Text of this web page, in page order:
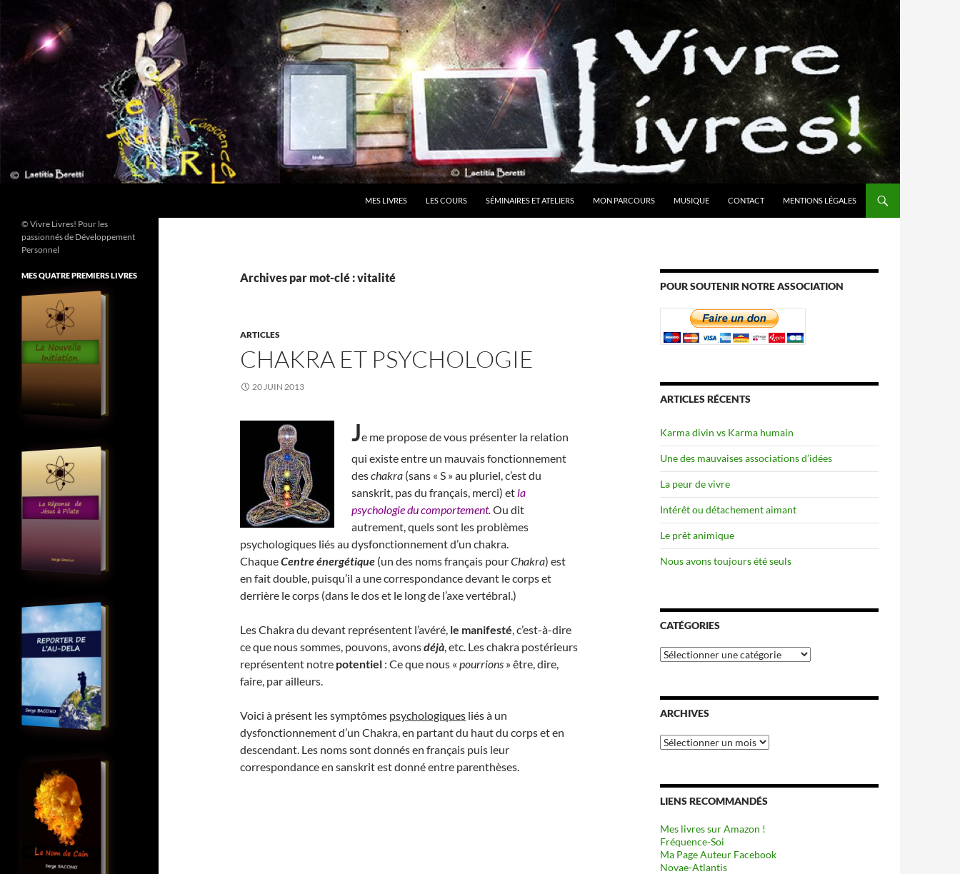
contenu
MES LIVRES LES COURS SÉMINAIRES ET ATELIERS MON PARCOURS MUSIQUE CONTACT MENTIONS LÉGALES
Archives par mot-clé : vitalité
ARTICLES
CHAKRA ET PSYCHOLOGIE
20 JUIN 2013
Je me propose de vous présenter la relation
qui existe entre un mauvais fonctionnement
deschakra (sans « S » au pluriel, c’est du
sanskrit, pas du français, merci) etla
psychologie du comportement.Ou dit
autrement, quels sont les problèmes
psychologiques liés au dysfonctionnement d’un chakra.
ChaqueCentre énergétique (un des noms français pourChakra) est
en fait double, puisqu’il a une correspondance devant le corps et
derrière le corps (dans le dos et le long de l’axe vertébral.)
Les Chakra du devant représentent l’avéré, le manifesté, c’est-à-dire
ce que nous sommes, pouvons, avonsdéjà, etc. Les chakra postérieurs
représentent notre potentiel : Ce que nous « pourrions » être, dire,
faire, par ailleurs.
Voici à présent les symptômes psychologiques liés à un
dysfonctionnement d’un Chakra, en partant du haut du corps et en
descendant. Les noms sont donnés en français puis leur
correspondance en sanskrit est donné entre parenthèses.
POUR SOUTENIR NOTRE ASSOCIATION
ARTICLES RÉCENTS
Karma divin vs Karma humain
Une des mauvaises associations d’idées
La peur de vivre
Intérêt ou détachement aimant
Le prêt animique
Nous avons toujours été seuls
CATÉGORIES
Catégories
ARCHIVES
Archives
LIENS RECOMMANDÉS
Mes livres sur Amazon !
Fréquence-Soi
Ma Page Auteur Facebook
Novae-Atlantis
© Vivre Livres! Pour les
passionnés de Développement
Personnel
MES QUATRE PREMIERS LIVRES